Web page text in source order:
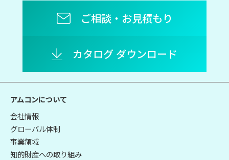
ご相談・お見積もり
カタログ ダウンロード
アムコンについて
会社情報
グローバル体制
事業領域
知的財産への取り組み